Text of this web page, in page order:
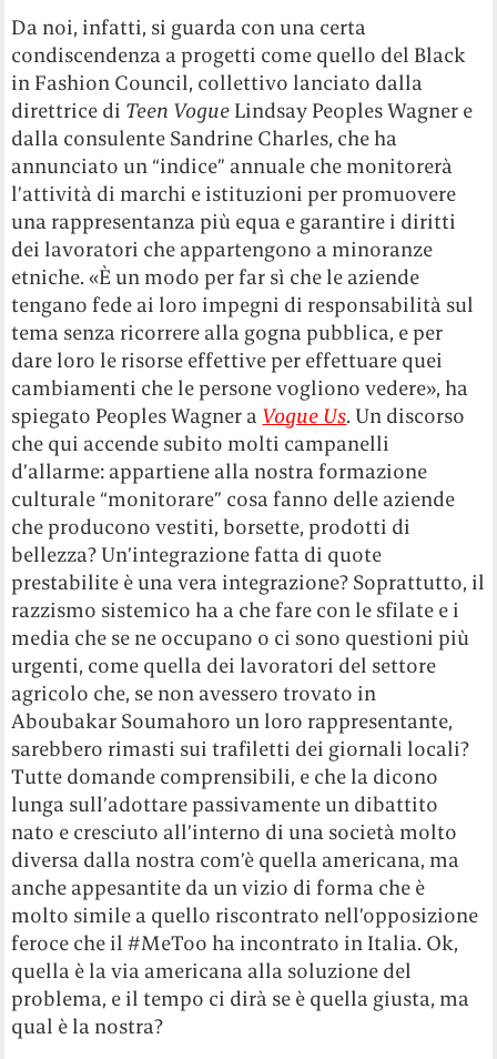
Da noi, infatti, si guarda con una certa
condiscendenza a progetti come quello del Black
in Fashion Council, collettivo lanciato dalla
direttrice di Teen Vogue Lindsay Peoples Wagner e
dalla consulente Sandrine Charles, che ha
annunciato un “indice” annuale che monitorerà
l’attività di marchi e istituzioni per promuovere
una rappresentanza più equa e garantire i diritti
dei lavoratori che appartengono a minoranze
etniche. «È un modo per far sì che le aziende
tengano fede ai loro impegni di responsabilità sul
tema senza ricorrere alla gogna pubblica, e per
dare loro le risorse effettive per effettuare quei
cambiamenti che le persone vogliono vedere», ha
spiegato Peoples Wagner a Vogue Us. Un discorso
che qui accende subito molti campanelli
d’allarme: appartiene alla nostra formazione
culturale “monitorare” cosa fanno delle aziende
che producono vestiti, borsette, prodotti di
bellezza? Un’integrazione fatta di quote
prestabilite è una vera integrazione? Soprattutto, il
razzismo sistemico ha a che fare con le sfilate e i
media che se ne occupano o ci sono questioni più
urgenti, come quella dei lavoratori del settore
agricolo che, se non avessero trovato in
Aboubakar Soumahoro un loro rappresentante,
sarebbero rimasti sui trafiletti dei giornali locali?
Tutte domande comprensibili, e che la dicono
lunga sull’adottare passivamente un dibattito
nato e cresciuto all’interno di una società molto
diversa dalla nostra com’è quella americana, ma
anche appesantite da un vizio di forma che è
molto simile a quello riscontrato nell’opposizione
feroce che il #MeToo ha incontrato in Italia. Ok,
quella è la via americana alla soluzione del
problema, e il tempo ci dirà se è quella giusta, ma
qual è la nostra?